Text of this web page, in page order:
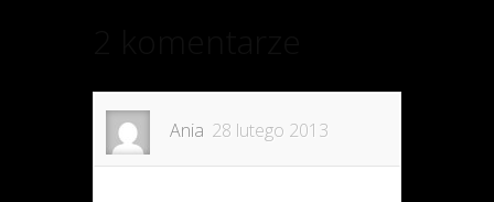
Ania 28 lutego 2013